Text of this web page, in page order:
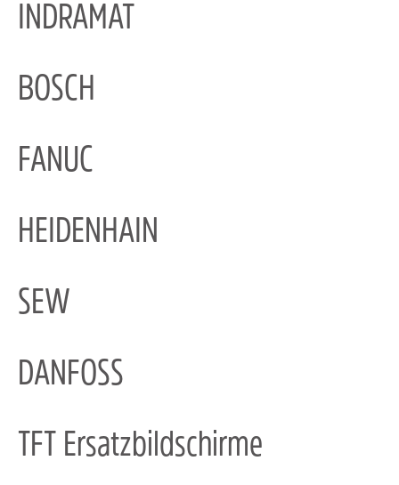
INDRAMAT
BOSCH
FANUC
HEIDENHAIN
SEW
DANFOSS
TFT Ersatzbildschirme